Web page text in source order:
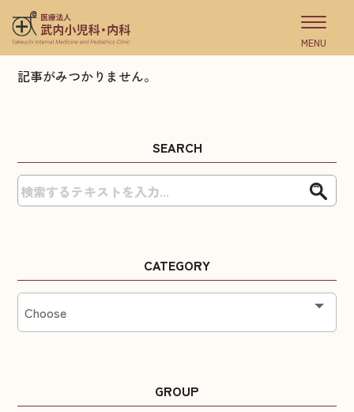
MENU
記事がみつかりません。
SEARCH
CATEGORY
GROUP